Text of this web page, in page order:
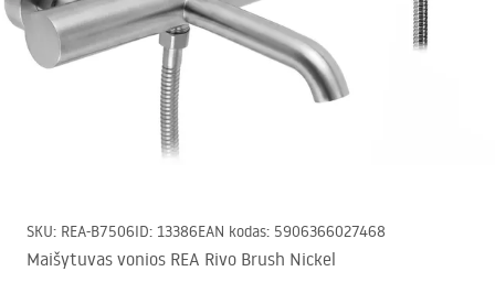
SKU: REA-B7506ID: 13386EAN kodas: 5906366027468
Maišytuvas vonios REA Rivo Brush Nickel